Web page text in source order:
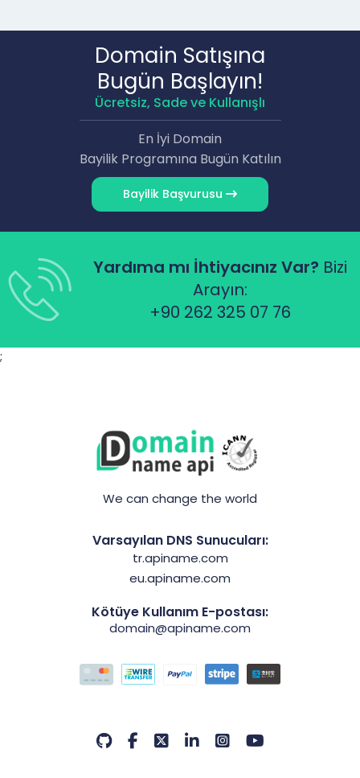
Domain Satışına
Bugün Başlayın!
Ücretsiz, Sade ve Kullanışlı
En İyi Domain
Bayilik Programına Bugün Katılın
Bayilik Başvurusu
Yardıma mı İhtiyacınız Var? Bizi
Arayın:
+90 262 325 07 76
;
We can change the world
Varsayılan DNS Sunucuları:
tr.apiname.com
eu.apiname.com
Kötüye Kullanım E-postası:
domain@apiname.com